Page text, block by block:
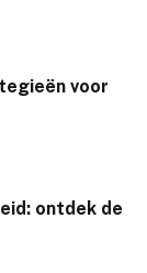
voor
ontdek de